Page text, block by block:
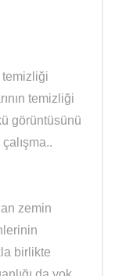
temizliği
temizliği
görüntüsünü
zemin
birlikte